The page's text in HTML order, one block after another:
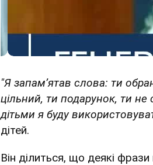
"Я запам’ятав слова: ти
цільний, ти подарунок, ти
дітьми я буду
дітей.
Він ділиться, що деякі